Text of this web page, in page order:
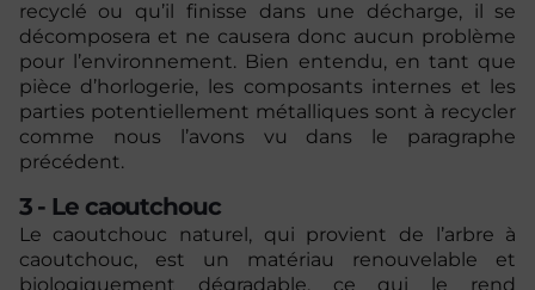
recyclé ou qu’il finisse dans une décharge, il se
décomposera et ne causera donc aucun problème
pour l’environnement. Bien entendu, en tant que
pièce d’horlogerie, les composants internes et les
parties potentiellement métalliques sont à recycler
comme nous l’avons vu dans le paragraphe
précédent.
3 - Le caoutchouc
Le caoutchouc naturel, qui provient de l’arbre à
caoutchouc, est un matériau renouvelable et
biologiquement dégradable, ce qui le rend